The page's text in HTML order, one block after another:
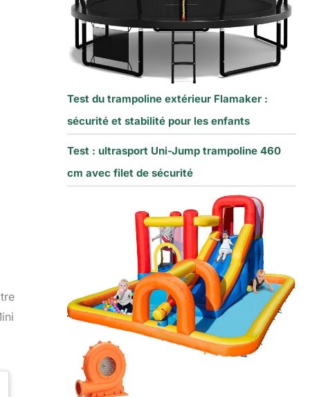
Test du trampoline extérieur Flamaker :
sécurité et stabilité pour les enfants
Test : ultrasport Uni-Jump trampoline 460
cm avec filet de sécurité